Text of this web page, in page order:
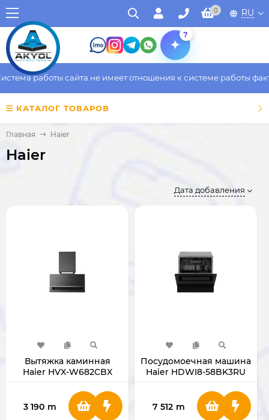
0 RU
?
работы сайта не имеет отношения к системе работы
КАТАЛОГ ТОВАРОВ
Главная Haier
Haier
Дата добавления
Вытяжка каминная
Haier HVX-W682CBX
3 190 m
Посудомоечная машина
Haier HDWI8-58BK3RU
7 512 m